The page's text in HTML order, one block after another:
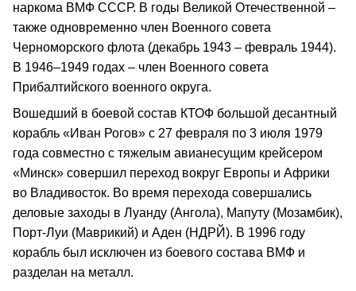
наркома ВМФ СССР. В годы Великой Отечественной –
также одновременно член Военного совета
Черноморского флота (декабрь 1943 – февраль 1944).
В 1946–1949 годах – член Военного совета
Прибалтийского военного округа.
Вошедший в боевой состав КТОФ большой десантный
корабль «Иван Рогов» с 27 февраля по 3 июля 1979
года совместно с тяжелым авианесущим крейсером
«Минск» совершил переход вокруг Европы и Африки
во Владивосток. Во время перехода совершались
деловые заходы в Луанду (Ангола), Мапуту (Мозамбик),
Порт-Луи (Маврикий) и Аден (НДРЙ). В 1996 году
корабль был исключен из боевого состава ВМФ и
разделан на металл.